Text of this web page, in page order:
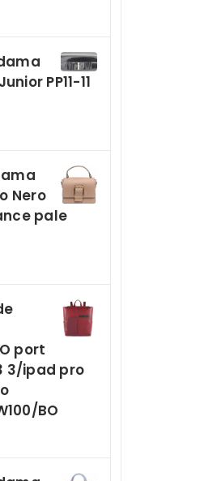
PP11-11
Nero
pale
port
3/ipad pro
BO